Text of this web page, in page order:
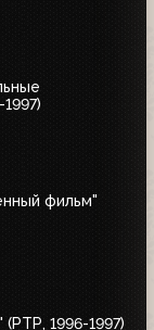
фильм"
1996-1997)